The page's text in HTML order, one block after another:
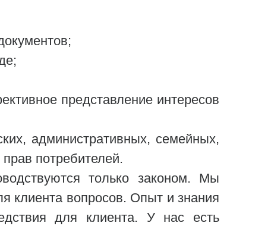
представление интересов
административных, семейных,
потребителей.
только законом. Мы
клиента вопросов. Опыт и знания
для клиента. У нас есть